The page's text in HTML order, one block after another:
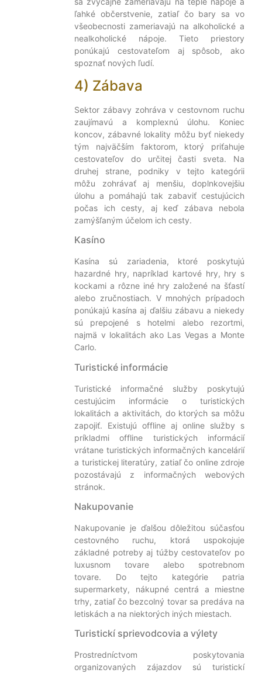
ľahké občerstvenie, zatiaľ čo bary sa vo
všeobecnosti zameriavajú na alkoholické a
nealkoholické nápoje. Tieto priestory
ponúkajú cestovateľom aj spôsob, ako
spoznať nových ľudí.
4) Zábava
Sektor zábavy zohráva v cestovnom ruchu
zaujímavú a komplexnú úlohu. Koniec
koncov, zábavné lokality môžu byť niekedy
tým najväčším faktorom, ktorý priťahuje
cestovateľov do určitej časti sveta. Na
druhej strane, podniky v tejto kategórii
môžu zohrávať aj menšiu, doplnkovejšiu
úlohu a pomáhajú tak zabaviť cestujúcich
počas ich cesty, aj keď zábava nebola
zamýšľaným účelom ich cesty.
Kasíno
Kasína sú zariadenia, ktoré poskytujú
hazardné hry, napríklad kartové hry, hry s
kockami a rôzne iné hry založené na šťastí
alebo zručnostiach. V mnohých prípadoch
ponúkajú kasína aj ďalšiu zábavu a niekedy
sú prepojené s hotelmi alebo rezortmi,
najmä v lokalitách ako Las Vegas a Monte
Carlo.
Turistické informácie
Turistické informačné služby poskytujú
cestujúcim informácie o turistických
lokalitách a aktivitách, do ktorých sa môžu
zapojiť. Existujú offline aj online služby s
príkladmi offline turistických informácií
vrátane turistických informačných kancelárií
a turistickej literatúry, zatiaľ čo online zdroje
pozostávajú z informačných webových
stránok.
Nakupovanie
Nakupovanie je ďalšou dôležitou súčasťou
cestovného ruchu, ktorá uspokojuje
základné potreby aj túžby cestovateľov po
luxusnom tovare alebo spotrebnom
tovare. Do tejto kategórie patria
supermarkety, nákupné centrá a miestne
trhy, zatiaľ čo bezcolný tovar sa predáva na
letiskách a na niektorých iných miestach.
Turistickí sprievodcovia a výlety
Prostredníctvom poskytovania
organizovaných zájazdov sú turistickí